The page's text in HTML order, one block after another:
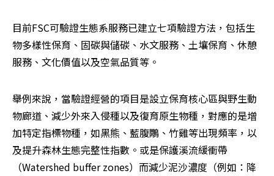
目前FSC可驗證生態系服務已建立七項驗證方法，包括生
物多樣性保育、固碳與儲碳、水文服務、土壤保育、休憩
服務、文化價值以及空氣品質等。
舉例來說，當驗證經營的項目是設立保育核心區與野生動
物廊道、減少外來入侵種以及復育原生物種，對應的是增
加特定指標物種，如黑熊、藍腹鷴、竹雞等出現頻率，以
及提升森林生態完整性指數。或是保護溪流緩衝帶
（Watershed buffer zones）而減少泥沙濃度（例如：降